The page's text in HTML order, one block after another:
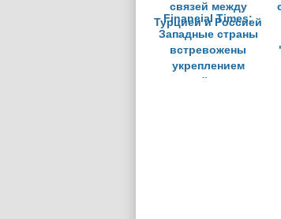
Financial Times:
Западные страны
встревожены
укреплением
связей между